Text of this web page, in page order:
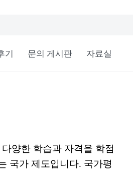
기 문의 게시판 자료실
양한 학습과 자격을 학점
국가 제도입니다. 국가평